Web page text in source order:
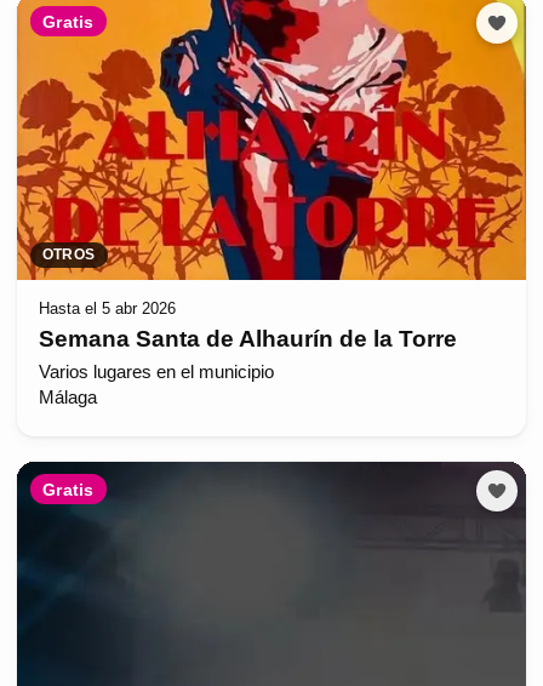
Gratis
OTROS
Hasta el 5 abr 2026
Semana Santa de Alhaurín de la Torre
Varios lugares en el municipio
Málaga
Gratis